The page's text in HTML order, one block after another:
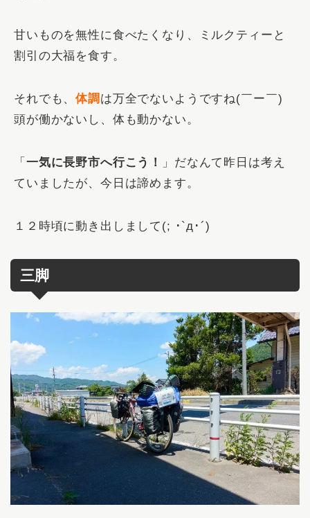
甘いものを無性に食べたくなり、ミルクティーと
割引の大福を食す。
それでも、体調 は万全でないようですね(￣ー￣)
頭が働かないし、体も動かない。
「 一気に長野市へ行こう！
」だなんて昨日は考え
ていましたが、今日は諦めます。
１２時頃に動き出しまして(; ･`д･´)
三脚